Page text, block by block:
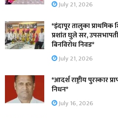
July 21, 2026
*इंदापूर तालुका प्राथमिक
प्रशांत घुले सर,
बिनविरोध निवड*
July 21, 2026
*आदर्श राष्ट्रीय पुरस्कार
निधन*
July 16, 2026